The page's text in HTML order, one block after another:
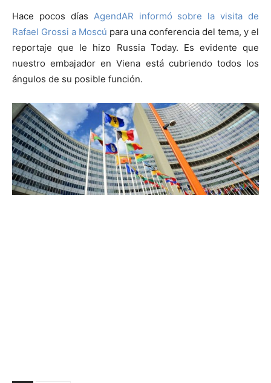
Hace pocos días AgendAR informó sobre la visita de
Rafael Grossi a Moscú para una conferencia del tema, y el
reportaje que le hizo Russia Today. Es evidente que
nuestro embajador en Viena está cubriendo todos los
ángulos de su posible función.